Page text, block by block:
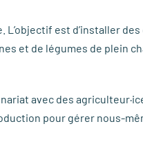
L’objectif est d’installer
et de légumes de plein
avec des
pour gérer nous-